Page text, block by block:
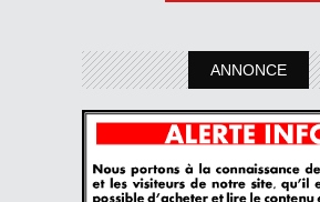
ANNONCE